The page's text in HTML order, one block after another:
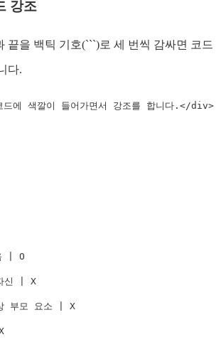
강조
끝을 백틱 기호(```)로 세 번씩 감싸면 코드
다.
드에 색깔이 들어가면서 강조를 합니다. </div>
| O
신 | X
부모 요소 | X